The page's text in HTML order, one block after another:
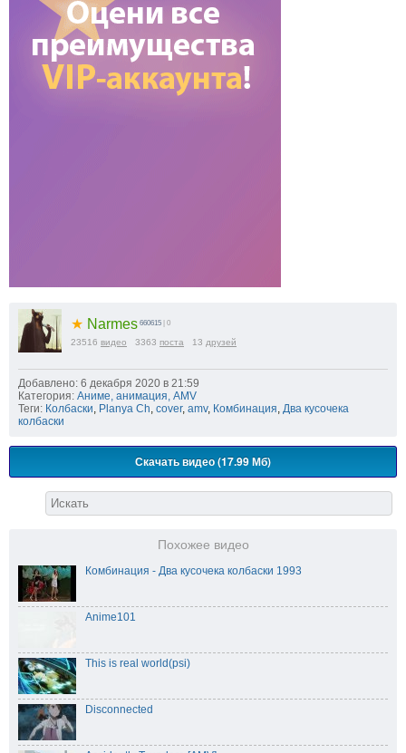
★ Narmes 660615 | 0
23516 видео 3363 поста 13 друзей
Добавлено: 6 декабря 2020 в 21:59
Категория: Аниме, анимация, AMV
Теги: Колбаски, Planya Сh, cover, amv, Комбинация, Два кусочека
колбаски
Скачать видео (17.99 Мб)
Похожее видео
Комбинация - Два кусочека колбаски 1993
Anime101
This is real world(psi)
Disconnected